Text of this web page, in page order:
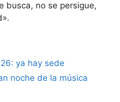
busca, no se persigue,
ya hay sede
noche de la música